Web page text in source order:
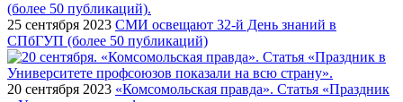
25 сентября 2023 СМИ освещают 32-й День знаний в
СПбГУП (более 50 публикаций)
20 сентября 2023 «Комсомольская правда». Статья «Праздник